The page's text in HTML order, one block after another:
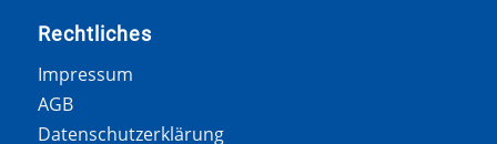
Rechtliches
Impressum
AGB
Datenschutzerklärung